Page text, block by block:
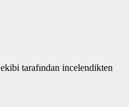
ekibi tarafından incelendikten